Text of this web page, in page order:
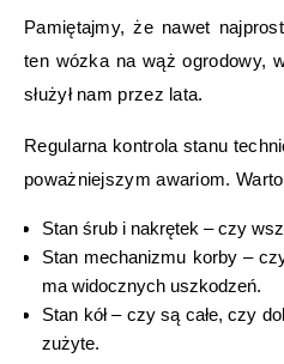
Pamiętajmy, że nawet
ten wózka na wąż ogrodowy,
służył nam przez lata.
Regularna kontrola stanu
poważniejszym awariom.
Stan śrub i nakrętek – czy
Stan mechanizmu korby –
ma widocznych uszkodzeń.
Stan kół – czy są całe, czy
zużyte.